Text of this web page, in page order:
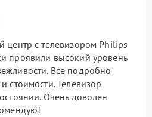
центр с телевизором Philips
проявили высокий уровень
Все подробно
стоимости. Телевизор
Очень доволен